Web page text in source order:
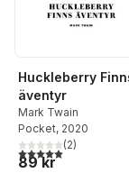
Huckleberry
äventyr
Mark Twain
Pocket, 2020
5,0utav 5 stjärnor.
(2)
89 kr